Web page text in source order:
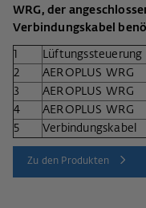
WRG, der
Verbindungskabel
Lüftungssteuerung
2
AEROPLUS WRG
3
AEROPLUS WRG
4
AEROPLUS WRG
5
Verbindungskabel
Zu den Produkten